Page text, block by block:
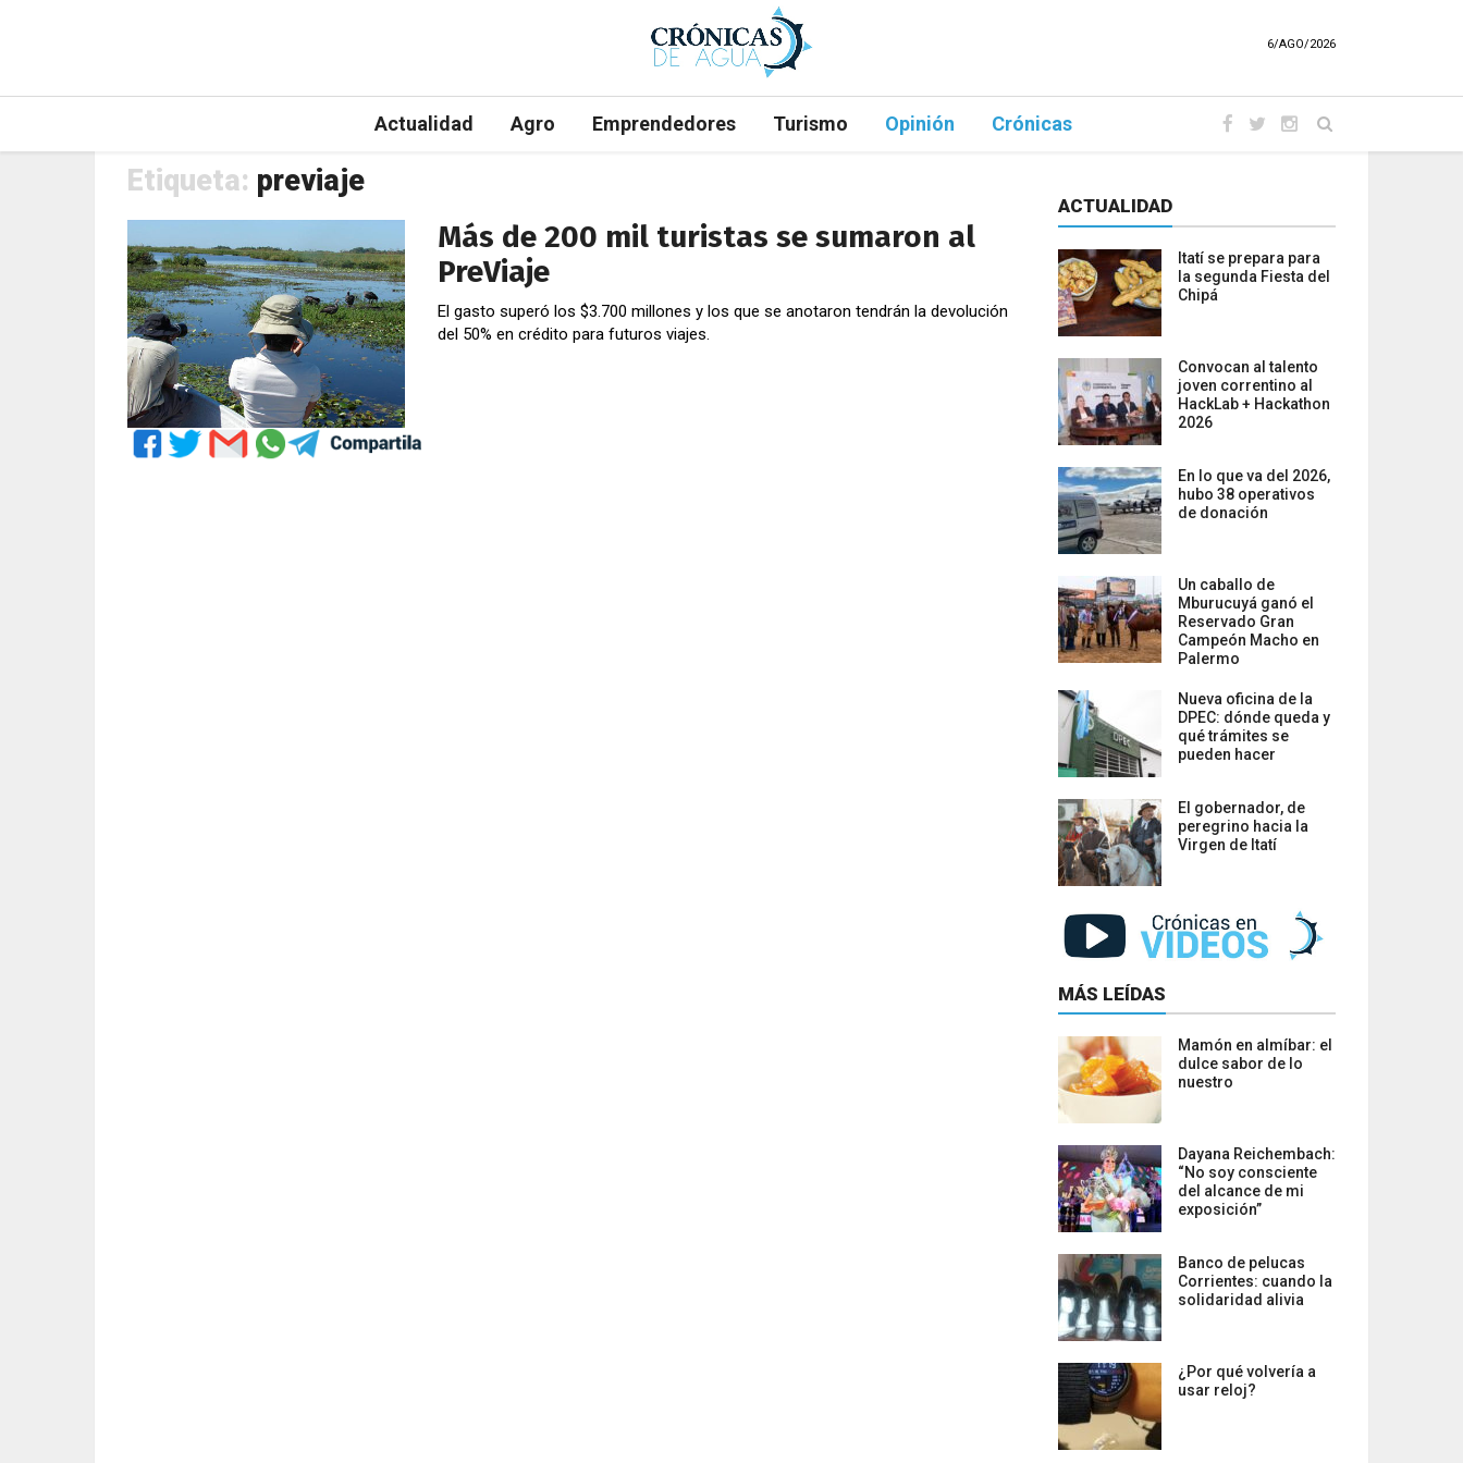
6/AGO/2026
Actualidad Agro Emprendedores Turismo Opinión Crónicas
Etiqueta: previaje
Más de 200 mil turistas se sumaron al
PreViaje
El gasto superó los $3.700 millones y los que se anotaron tendrán la devolución
del 50% en crédito para futuros viajes.
ACTUALIDAD
Itatí se prepara para
la segunda Fiesta del
Chipá
Convocan al talento
joven correntino al
HackLab + Hackathon
2026
En lo que va del 2026,
hubo 38 operativos
de donación
Un caballo de
Mburucuyá ganó el
Reservado Gran
Campeón Macho en
Palermo
Nueva oficina de la
DPEC: dónde queda y
qué trámites se
pueden hacer
El gobernador, de
peregrino hacia la
Virgen de Itatí
MÁS LEÍDAS
Mamón en almíbar: el
dulce sabor de lo
nuestro
Dayana Reichembach:
“No soy consciente
del alcance de mi
exposición”
Banco de pelucas
Corrientes: cuando la
solidaridad alivia
¿Por qué volvería a
usar reloj?